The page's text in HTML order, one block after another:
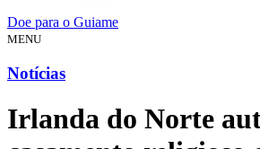
Doe para o Guiame
MENU
Notícias
Irlanda do Norte